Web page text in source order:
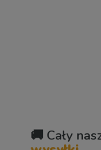
🚚 Cały